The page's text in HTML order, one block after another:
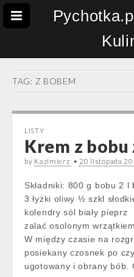
TAG: Z BOBEM
LISTY
Krem z bobu
by Kazimierz •20 listopada
Składniki: 800 g bobu 2
3 łyżki oliwy ½ szkl
kolendry sól biały
zalać osolonym
W między czasie na
posiekany czosnek po
ugotowany i obrany bób.